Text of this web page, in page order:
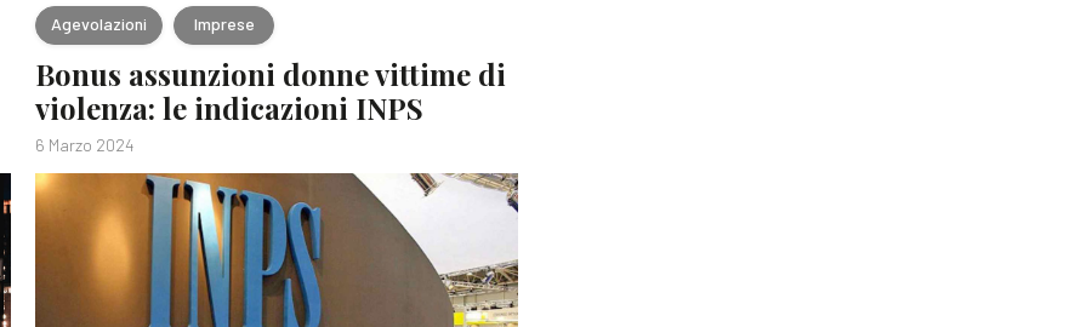
Agevolazioni Imprese
Bonus assunzioni donne vittime di
violenza: le indicazioni INPS
6 Marzo 2024